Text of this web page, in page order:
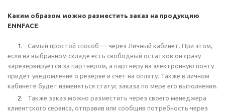
Каким образом можно разместить заказ на продукцию
ENNFACE:
Самый простой способ — через Личный кабинет. При этом,
если на выбранном складе есть свободный остатков он сразу
зарезервируется за партнером, а партнеру на электронную почту
придет уведомление о резерве и счет на оплату. Также в личном
кабинете будет изменяться статус заказа по мере его выполнения.
Также заказ можно разместить через своего менеджера
клиентского сервиса, отправив или сообщив потребность через